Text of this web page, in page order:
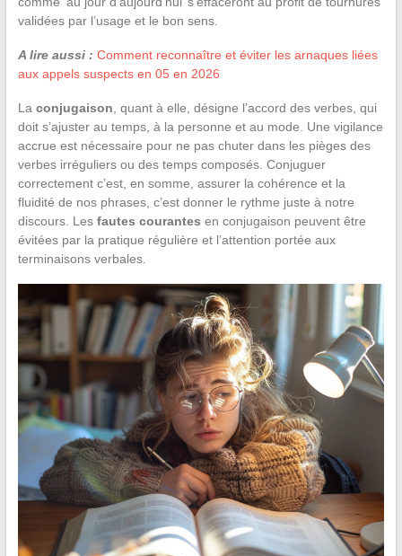
validées par l’usage et le bon sens.
A lire aussi : Comment reconnaître et éviter les arnaques liées
aux appels suspects en 05 en 2026
La conjugaison , quant à elle, désigne l’accord des verbes, qui
doit s’ajuster au temps, à la personne et au mode. Une vigilance
accrue est nécessaire pour ne pas chuter dans les pièges des
verbes irréguliers ou des temps composés. Conjuguer
correctement c’est, en somme, assurer la cohérence et la
fluidité de nos phrases, c’est donner le rythme juste à notre
discours. Les fautes courantes en conjugaison peuvent être
évitées par la pratique régulière et l’attention portée aux
terminaisons verbales.